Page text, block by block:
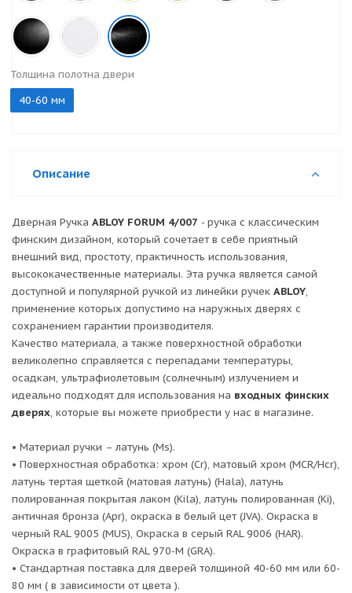
Толщина полотна двери
40-60 мм
Описание
Дверная Ручка ABLOY FORUM 4/007 - ручка с классическим
финским дизайном, который сочетает в себе приятный
внешний вид, простоту, практичность использования,
высококачественные материалы. Эта ручка является самой
доступной и популярной ручкой из линейки ручек ABLOY,
применение которых допустимо на наружных дверях с
сохранением гарантии производителя.
Качество материала, а также поверхностной обработки
великолепно справляется с перепадами температуры,
осадкам, ультрафиолетовым (солнечным) излучением и
идеально подходят для использования на входных финских
дверях, которые вы можете приобрести у нас в магазине.
• Материал ручки – латунь (Ms).
• Поверхностная обработка: хром (Cr), матовый хром (MCR/Hcr),
латунь тертая щеткой (матовая латунь) (Hala), латунь
полированная покрытая лаком (Kila), латунь полированная (Ki),
античная бронза (Apr), окраска в белый цет (JVA). Окраска в
черный RAL 9005 (MUS), Окраска в серый RAL 9006 (HAR).
Окраска в графитовый RAL 970-M (GRA).
• Стандартная поставка для дверей толщиной 40-60 мм или 60-
80 мм ( в зависимости от цвета ).